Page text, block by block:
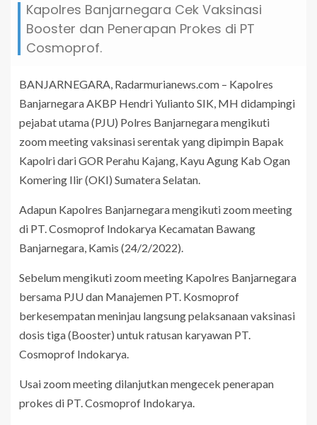
Kapolres Banjarnegara Cek Vaksinasi
Booster dan Penerapan Prokes di PT
Cosmoprof.
BANJARNEGARA, Radarmurianews.com – Kapolres
Banjarnegara AKBP Hendri Yulianto SIK, MH didampingi
pejabat utama (PJU) Polres Banjarnegara mengikuti
zoom meeting vaksinasi serentak yang dipimpin Bapak
Kapolri dari GOR Perahu Kajang, Kayu Agung Kab Ogan
Komering Ilir (OKI) Sumatera Selatan.
Adapun Kapolres Banjarnegara mengikuti zoom meeting
di PT. Cosmoprof Indokarya Kecamatan Bawang
Banjarnegara, Kamis (24/2/2022).
Sebelum mengikuti zoom meeting Kapolres Banjarnegara
bersama PJU dan Manajemen PT. Kosmoprof
berkesempatan meninjau langsung pelaksanaan vaksinasi
dosis tiga (Booster) untuk ratusan karyawan PT.
Cosmoprof Indokarya.
Usai zoom meeting dilanjutkan mengecek penerapan
prokes di PT. Cosmoprof Indokarya.